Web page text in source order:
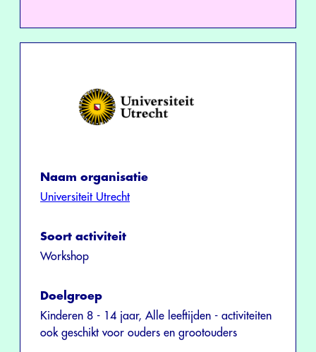
Naam organisatie
Universiteit Utrecht
Soort activiteit
Workshop
Doelgroep
Kinderen 8 - 14 jaar, Alle leeftijden - activiteiten
ook geschikt voor ouders en grootouders